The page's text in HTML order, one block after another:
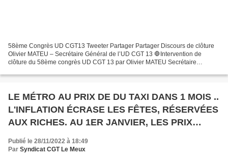
58ème Congrès UD CGT13 Tweeter Partager Partager Discours de clôture
Olivier MATEU – Secrétaire Général de l’UD CGT 13 🛑Intervention de
clôture du 58ème congrès UD CGT 13 par Olivier MATEU Secrétaire
LE MÉTRO AU PRIX DE DU TAXI DANS 1 MOIS ..
L'INFLATION ÉCRASE LES FÊTES, RÉSERVÉES
AUX RICHES. AU 1ER JANVIER, LES PRIX
L'INFLATION POUR COMPRIMER LES
Publié le 28/11/2022 à 18:49
Par Syndicat CGT Le Meux